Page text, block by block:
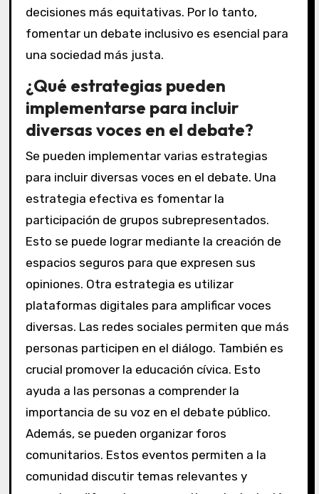
decisiones más equitativas. Por lo tanto,
fomentar un debate inclusivo es esencial para
una sociedad más justa.
¿Qué estrategias pueden
implementarse para incluir
diversas voces en el debate?
Se pueden implementar varias estrategias
para incluir diversas voces en el debate. Una
estrategia efectiva es fomentar la
participación de grupos subrepresentados.
Esto se puede lograr mediante la creación de
espacios seguros para que expresen sus
opiniones. Otra estrategia es utilizar
plataformas digitales para amplificar voces
diversas. Las redes sociales permiten que más
personas participen en el diálogo. También es
crucial promover la educación cívica. Esto
ayuda a las personas a comprender la
importancia de su voz en el debate público.
Además, se pueden organizar foros
comunitarios. Estos eventos permiten a la
comunidad discutir temas relevantes y